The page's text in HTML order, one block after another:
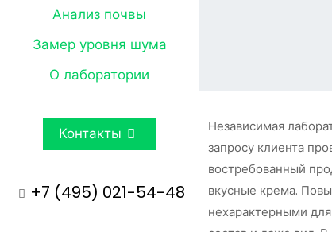
Анализ почвы
Замер уровня шума
О лаборатории
Контакты
+7 (495) 021-54-48
Независимая
запросу клиента
востребованный
вкусные крема.
нехарактерными